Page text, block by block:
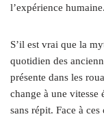
l’expérience humaine.
S’il est vrai que la
quotidien des
présente dans les
change à une vitesse
sans répit. Face à